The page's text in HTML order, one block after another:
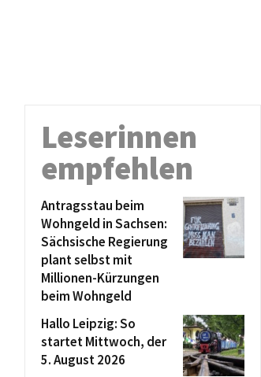
Leserinnen
empfehlen
Antragsstau beim
Wohngeld in Sachsen:
Sächsische Regierung
plant selbst mit
Millionen-Kürzungen
beim Wohngeld
Hallo Leipzig: So
startet Mittwoch, der
5. August 2026